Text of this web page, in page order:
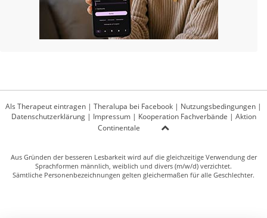
Als Therapeut eintragen | Theralupa bei Facebook | Nutzungsbedingungen |
Datenschutzerklärung| Impressum| Kooperation Fachverbände | Aktion
Continentale
Aus Gründen der besseren Lesbarkeit wird auf die gleichzeitige Verwendung der
Sprachformen männlich, weiblich und divers (m/w/d) verzichtet.
Sämtliche Personenbezeichnungen gelten gleichermaßen für alle Geschlechter.